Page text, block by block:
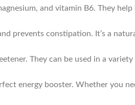
and vitamin B6. They help
prevents constipation. It’s a
They can be used in a
energy booster. Whether you